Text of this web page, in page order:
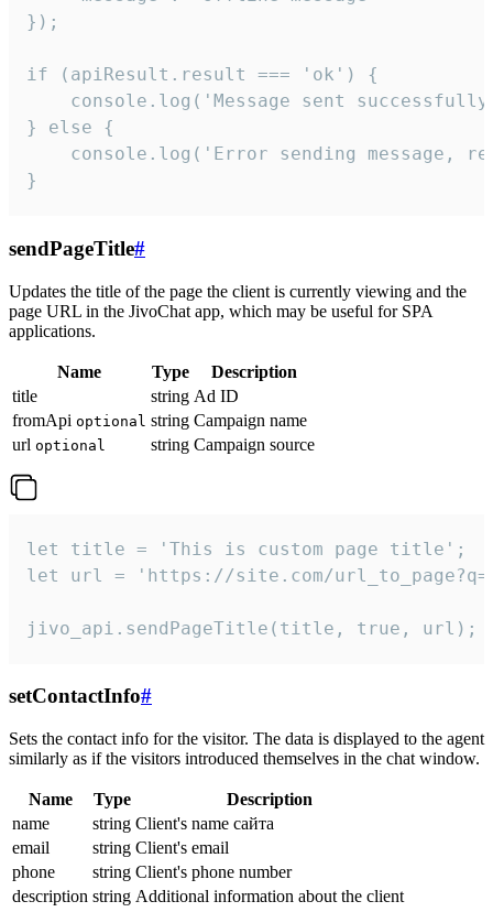
});
if (apiResult.result === 'ok') {
console.log('Message sent
} else {
console.log('Error sending message,
}
sendPageTitle#
Updates the title of the page the client is currently viewing and the
page URL in the JivoChat app, which may be useful for SPA
applications.
Name Type
Description
title
string Ad ID
fromApi optional string Campaign name
url optional string Campaign source
let title = 'This is custom page title';
let url = 'https://site.com/
jivo_api.sendPageTitle(title, true, url);
setContactInfo#
Sets the contact info for the visitor. The data is displayed to the agent
similarly as if the visitors introduced themselves in the chat window.
Name Type
Description
name
string Client's name сайта
email
string Client's email
phone
string Client's phone number
description string Additional information about the client